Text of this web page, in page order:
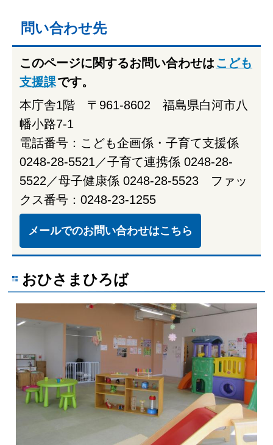
問い合わせ先
このページに関するお問い合わせは こども
支援課です。
本庁舎1階 〒961-8602 福島県白河市八
幡小路7-1
電話番号：こども企画係・子育て支援係
0248-28-5521／子育て連携係 0248-28-
5522／母子健康係 0248-28-5523 ファッ
クス番号：0248-23-1255
メールでのお問い合わせはこちら
おひさまひろば